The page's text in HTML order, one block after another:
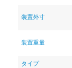
装置外寸
装置重量
タイプ